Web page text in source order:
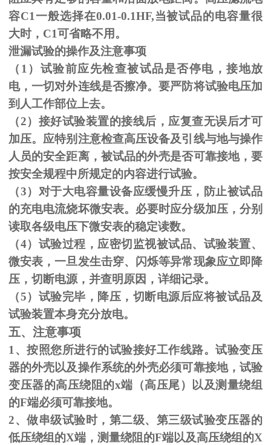
容C1一般选择在0.01-0.1HF,当被试品的电容量很
大时，C1可省略不用。
泄漏试验的操作及注意事项
（1）试验前应先检查被试品是否停电，接地放
电，一切对外连线是否擦净。要严防将试验电压加
到人工作部位上去。
（2）接好试验装置的接线后，应复查无误后才可
加压。应特别注意检查高压设备及引线与地与操作
人员的安全距离，被试品的外壳是否可靠接地，要
按安全规程中所规定的内容进行试验。
（3）对于大电容量设备应缓慢升压，防止被试品
的充电电流烧坏微安表。必要时应分级加压，分别
读取各级电压下微安表的稳定读数。
（4）试验过程，应密切监视被试品、试验装置、
微安表，一旦发生击穿、闪烁等异常现象应立即降
压，切断电源，并查明原因，详细记录。
（5）试验完毕，降压，切断电源后应将被试品及
试验装置本身充分放电。
五、注意事项
1、按照您所进行的试验接好工作线路。试验变压
器的外壳以及操作系统的外壳必须可靠接地，试验
变压器的高压绕阻的x端（高压尾）以及测量绕组
的F端必须可靠接地。
2、做串级试验时，第二级、第三级试验变压器的
低压绕组的X端，测量绕阻的F端以及高压绕组的X